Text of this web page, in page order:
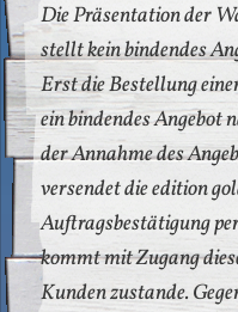
Die Präsentation der
stellt kein bindendes
Erst die Bestellung
ein bindendes Angebot
der Annahme des
versendet die edition
Auftragsbestätigung
kommt mit Zugang
Kunden zustande.